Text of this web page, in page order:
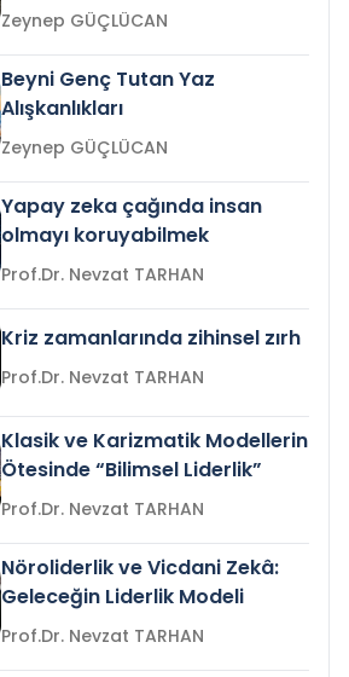
Zeynep GÜÇLÜCAN
Beyni Genç Tutan Yaz
Alışkanlıkları
Zeynep GÜÇLÜCAN
Yapay zeka çağında insan
olmayı koruyabilmek
Prof.Dr. Nevzat TARHAN
Kriz zamanlarında zihinsel zırh
Prof.Dr. Nevzat TARHAN
Klasik ve Karizmatik Modellerin
Ötesinde “Bilimsel Liderlik”
Prof.Dr. Nevzat TARHAN
Nöroliderlik ve Vicdani Zekâ:
Geleceğin Liderlik Modeli
Prof.Dr. Nevzat TARHAN